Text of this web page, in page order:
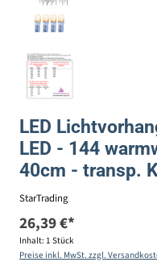
LED
LED - 144
40cm - transp.
StarTrading
26,39 €*
Inhalt: 1 Stück
Preise inkl. MwSt. zzgl.